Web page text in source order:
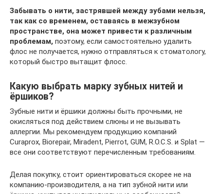
Забывать о нити, застрявшей между зубами нельзя,
так как со временем, оставаясь в межзубном
пространстве, она может привести к различным
проблемам, поэтому, если самостоятельно удалить
флос не получается, нужно отправляться к стоматологу,
который быстро вытащит флосс.
Какую выбрать марку зубных нитей и
ёршиков?
Зубные нити и ёршики должны быть прочными, не
окисляться под действием слюны и не вызывать
аллергии. Мы рекомендуем продукцию компаний
Curaprox, Biorepair, Miradent, Pierrot, GUM, R.O.C.S. и Splat —
все они соответствуют перечисленным требованиям.
Делая покупку, стоит ориентироваться скорее не на
компанию-производителя, а на тип зубной нити или